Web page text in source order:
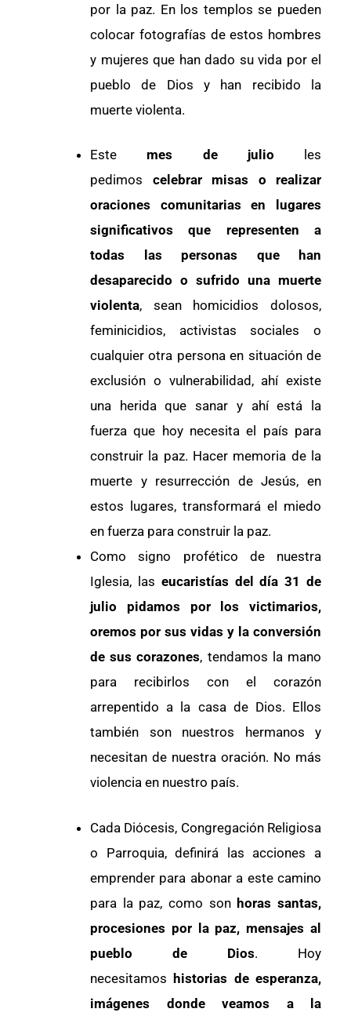
por la paz. En los templos se pueden
colocar fotografías de estos hombres
y mujeres que han dado su vida por el
pueblo de Dios y han recibido la
muerte violenta.
Este mes de julio
les
pedimos celebrar misas o realizar
oraciones comunitarias en lugares
significativos que representen a
todas las personas que han
desaparecido o sufrido una muerte
violenta, sean homicidios dolosos,
feminicidios, activistas sociales o
cualquier otra persona en situación de
exclusión o vulnerabilidad, ahí existe
una herida que sanar y ahí está la
fuerza que hoy necesita el país para
construir la paz. Hacer memoria de la
muerte y resurrección de Jesús, en
estos lugares, transformará el miedo
en fuerza para construir la paz.
Como signo profético de nuestra
Iglesia, las eucaristías del día 31 de
julio pidamos por los victimarios,
oremos por sus vidas y la conversión
de sus corazones, tendamos la mano
para recibirlos con el corazón
arrepentido a la casa de Dios. Ellos
también son nuestros hermanos y
necesitan de nuestra oración. No más
violencia en nuestro país.
Cada Diócesis, Congregación Religiosa
o Parroquia, definirá las acciones a
emprender para abonar a este camino
para la paz, como sonhoras santas,
procesiones por la paz, mensajes al
pueblo de Dios. Hoy
necesitamoshistorias de esperanza,
imágenes donde veamos a la